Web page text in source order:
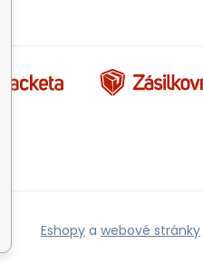
Eshopy a webové stránky